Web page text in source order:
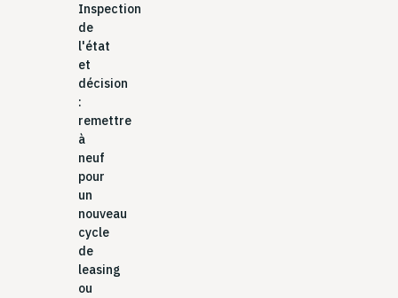
Inspection
de
l'état
et
décision
:
remettre
à
neuf
pour
un
nouveau
cycle
de
leasing
ou